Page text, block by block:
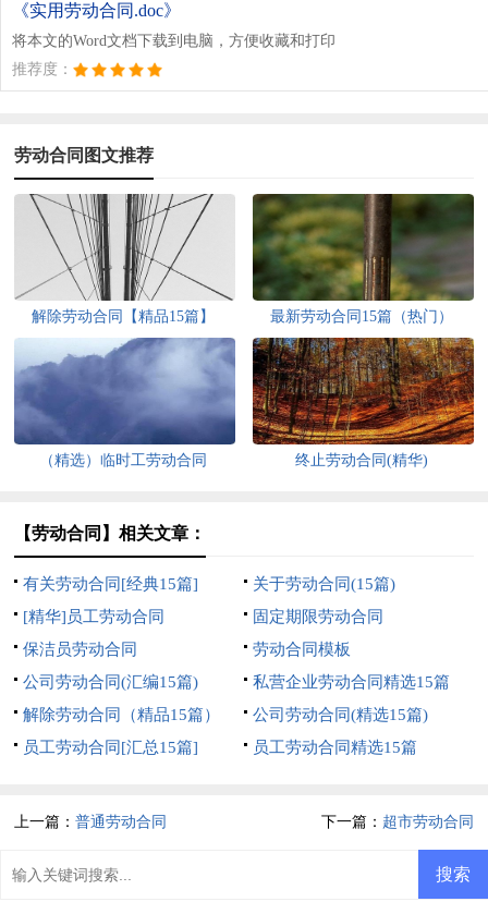
《实用劳动合同.doc》
将本文的Word文档下载到电脑，方便收藏和打印
推荐度：
劳动合同图文推荐
解除劳动合同【精品15篇】 最新劳动合同15篇（热门）
（精选）临时工劳动合同 终止劳动合同(精华)
【劳动合同】相关文章：
有关劳动合同[经典15篇]
关于劳动合同(15篇)
[精华]员工劳动合同
固定期限劳动合同
保洁员劳动合同
劳动合同模板
公司劳动合同(汇编15篇)
私营企业劳动合同精选15篇
解除劳动合同（精品15篇）
公司劳动合同(精选15篇)
员工劳动合同[汇总15篇]
员工劳动合同精选15篇
上一篇：普通劳动合同 下一篇： 超市劳动合同